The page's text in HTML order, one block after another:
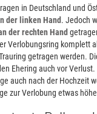
in Deutschland und
der linken Hand. Jedoch
der rechten Hand
Verlobungsring komplett
getragen werden.
Ehering auch vor Verlust.
auch nach der Hochzeit
zur Verlobung etwas